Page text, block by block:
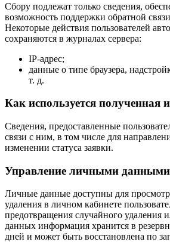
Сбору подлежат только сведения,
возможность поддержки обратной
Некоторые действия пользователей
сохраняются в журналах сервера:
IP-адрес;
данные о типе браузера,
т. д.
Как используется полученная
Сведения, предоставленные
связи с ним, в том числе для
изменении статуса заявки.
Управление личными данными
Личные данные доступны для
удаления в личном кабинете
предотвращения случайного удаления
данных информация хранится в
дней и может быть восстановлена по